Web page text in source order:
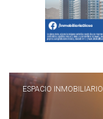
ESPACIO INMOBILIARIO